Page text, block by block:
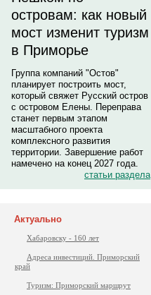
островам: как новый
мост изменит туризм
в Приморье
Группа компаний "Остов"
планирует построить мост,
который свяжет Русский остров
с островом Елены. Переправа
станет первым этапом
масштабного проекта
комплексного развития
территории. Завершение работ
намечено на конец 2027 года.
статьи раздела
Актуально
Хабаровску - 160 лет
Адреса инвестиций. Приморский
край
Туризм: Приморский маршрут